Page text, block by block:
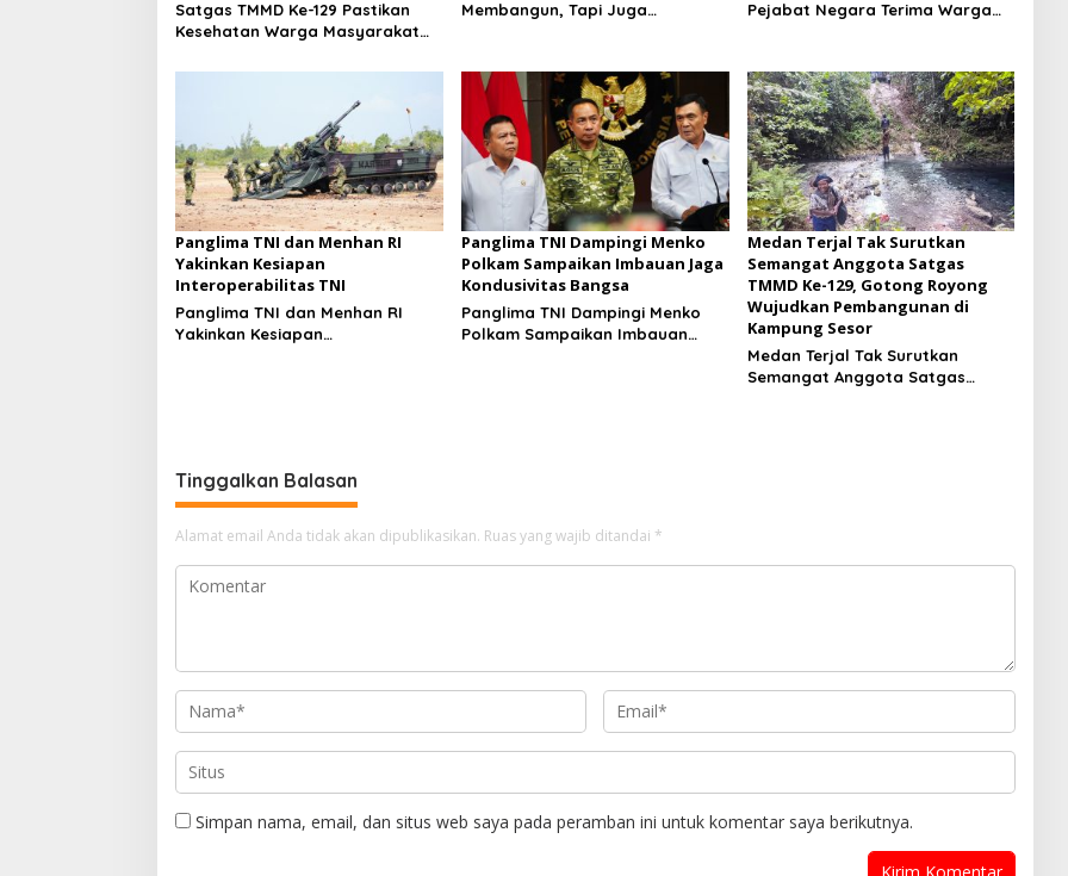
Satgas TMMD Ke-129 Pastikan
Kesehatan Warga Masyarakat
Suksesnya TMMD di Kampung
Membangun, Tapi Juga
Pejabat Negara Terima Warga
Panglima TNI dan Menhan RI
Yakinkan Kesiapan
Interoperabilitas TNI
Panglima TNI dan Menhan RI
Yakinkan Kesiapan
Panglima TNI Dampingi Menko
Polkam Sampaikan Imbauan Jaga
Kondusivitas Bangsa
Panglima TNI Dampingi Menko
Polkam Sampaikan Imbauan
Medan Terjal Tak Surutkan
Semangat Anggota Satgas
TMMD Ke-129, Gotong Royong
Wujudkan Pembangunan di
Kampung Sesor
Medan Terjal Tak Surutkan
Semangat Anggota Satgas
Tinggalkan Balasan
Alamat email Anda tidak akan dipublikasikan. Ruas yang wajib ditandai *
Simpan nama, email, dan situs web saya pada peramban ini untuk komentar saya berikutnya.